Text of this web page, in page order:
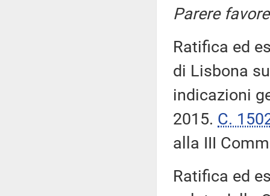
Parere
Ratifica ed
di Lisbona
indicazioni
2015. C.
alla III
Ratifica ed